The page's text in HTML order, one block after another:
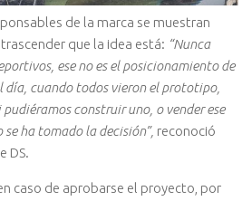
de la marca se muestran
que la idea está: “Nunca
ese no es el posicionamiento de
día, cuando todos vieron el prototipo,
construir uno, o vender ese
ha tomado la decisión”, reconoció
DS.
caso de aprobarse el proyecto, por